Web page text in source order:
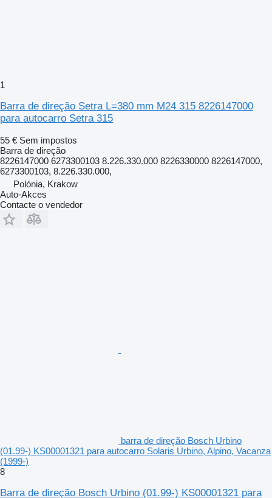
1
Barra de direção Setra L=380 mm M24 315 8226147000
para autocarro Setra 315
55 € Sem impostos
Barra de direção
8226147000 6273300103 8.226.330.000 8226330000 8226147000,
6273300103, 8.226.330.000,
Polónia, Krakow
Auto-Akces
Contacte o vendedor
barra de direção Bosch Urbino
(01.99-) KS00001321 para autocarro Solaris Urbino, Alpino, Vacanza
(1999-)
8
Barra de direção Bosch Urbino (01.99-) KS00001321 para